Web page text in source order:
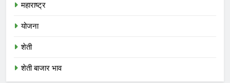
महाराष्ट्र
योजना
शेती
शेती बाजार भाव